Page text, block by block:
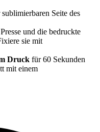
Seite des
und die bedruckte
sie mit
Druck für60 Sekunden
mit einem